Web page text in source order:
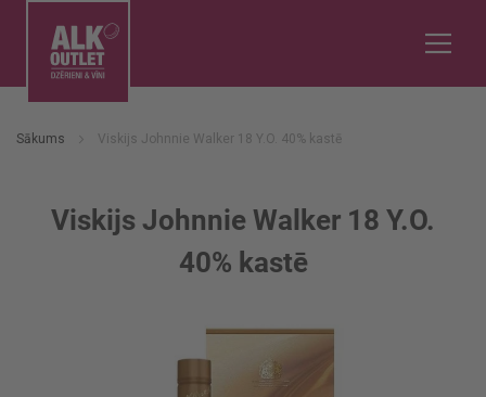
Sākums Viskijs Johnnie Walker 18 Y.O. 40% kastē
Viskijs Johnnie Walker 18 Y.O.
40% kastē